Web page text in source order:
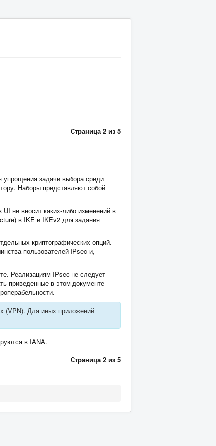
Страница 2 из 5
упрощения задачи выбора среди
Наборы представляют собой
не вносит каких-либо изменений в
в IKE и IKEv2 для задания
криптографических опций.
пользователей IPsec и,
Реализациям IPsec не следует
приведенные в этом документе
(VPN). Для иных приложений
в IANA.
Страница 2 из 5